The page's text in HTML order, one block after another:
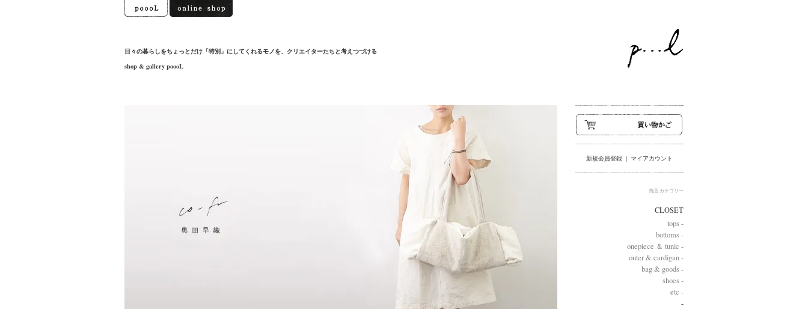
日々の暮らしをちょっとだけ「特別」にしてくれるモノを、クリエイターたちと考えつづける
shop & gallery poooL
新規会員登録 | マイアカウント
商品 カテゴリー
CLOSET
tops -
bottoms -
onepiece ＆ tunic -
outer & cardigan -
bag & goods -
shoes -
etc -
-